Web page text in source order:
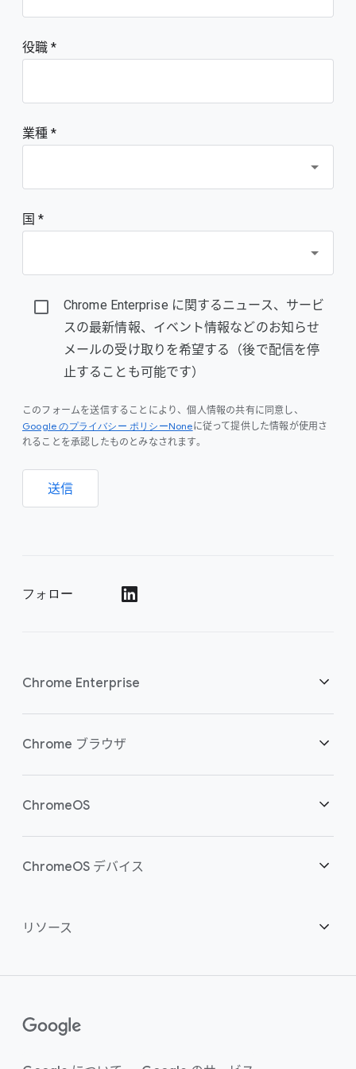
役職
業種 *
国 *
Chrome Enterprise に関するニュース、サービ
スの最新情報、イベント情報などのお知らせ
メールの受け取りを希望する（後で配信を停
止することも可能です）
このフォームを送信することにより、個人情報の共有に同意し、
Google のプライバシー ポリシーNoneに従って提供した情報が使用さ
れることを承認したものとみなされます。
送信
フォロー
Chrome Enterprise
セキュリティ
Chrome ブラウザ
概要
ChromeOS
概要
コンタクト センター
ChromeOS デバイス
概要
デバイス
購入方法
リソース
ガイド
()